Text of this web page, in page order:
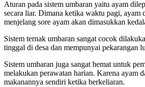
Aturan pada sistem umbaran yaitu ayam
secara liar. Dimana ketika waktu pagi, ayam
menjelang sore ayam akan dimasukkan
Sistem ternak umbaran sangat cocok
tinggal di desa dan mempunyai pekarangan
Sistem umbaran juga sangat hemat untuk
melakukan perawatan harian. Karena ayam
makanannya sendiri ketika berkeliaran.